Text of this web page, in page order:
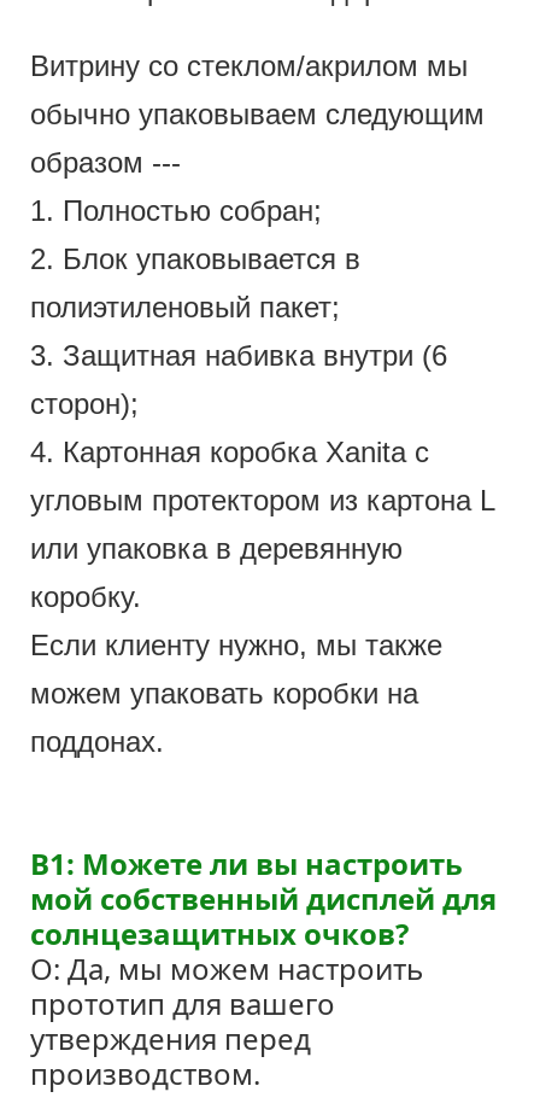
Витрину со стеклом/акрилом мы
обычно упаковываем следующим
образом ---
1. Полностью собран;
2. Блок упаковывается в
полиэтиленовый пакет;
3. Защитная набивка внутри (6
сторон);
4. Картонная коробка Xanita с
угловым протектором из картона L
или упаковка в деревянную
коробку.
Если клиенту нужно, мы также
можем упаковать коробки на
поддонах.
В1: Можете ли вы настроить
мой собственный дисплей для
солнцезащитных очков?
О: Да, мы можем настроить
прототип для вашего
утверждения перед
производством.